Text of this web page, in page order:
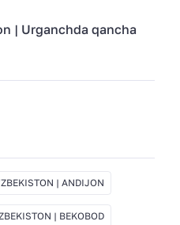
| Urganchda qancha
| ANDIJON
| BEKOBOD